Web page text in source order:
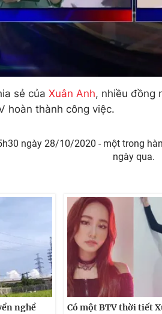
sẻ của Xuân Anh, nhiều đồng
hoàn thành công việc.
ngày 28/10/2020 - một trong
ngày qua.
nghề
Có một BTV thời tiết